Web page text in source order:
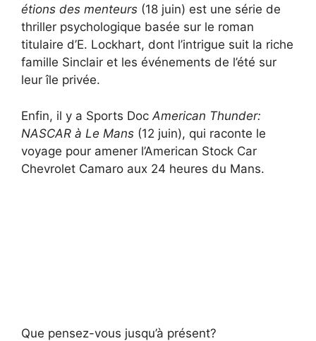
étions des menteurs (18 juin) est une série de
thriller psychologique basée sur le roman
titulaire d’E. Lockhart, dont l’intrigue suit la riche
famille Sinclair et les événements de l’été sur
leur île privée.
Enfin, il y a Sports Doc American Thunder:
NASCAR à Le Mans (12 juin), qui raconte le
voyage pour amener l’American Stock Car
Chevrolet Camaro aux 24 heures du Mans.
Que pensez-vous jusqu’à présent?